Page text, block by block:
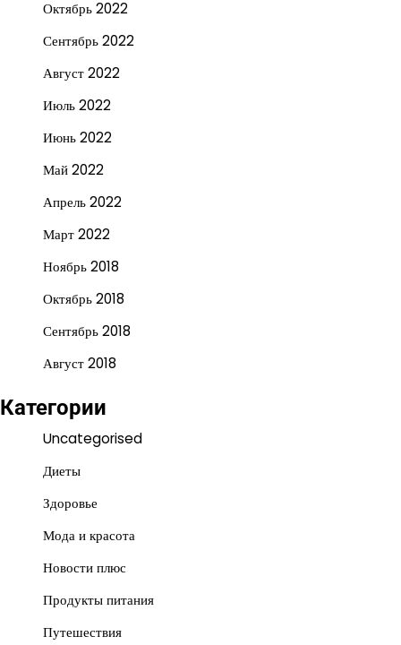
Октябрь 2022
Сентябрь 2022
Август 2022
Июль 2022
Июнь 2022
Май 2022
Апрель 2022
Март 2022
Ноябрь 2018
Октябрь 2018
Сентябрь 2018
Август 2018
Категории
Uncategorised
Диеты
Здоровье
Мода и красота
Новости плюс
Продукты питания
Путешествия